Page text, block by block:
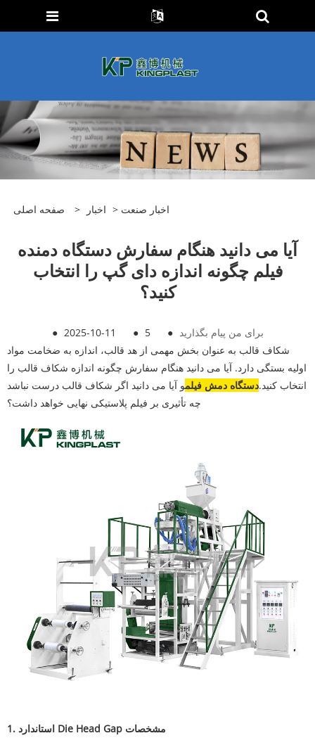
صفحه اصلی > اخبار > اخبار صنعت
آیا می دانید هنگام سفارش دستگاه دمنده
فیلم چگونه اندازه دای گپ را انتخاب
کنید؟
● 2025-10-11 ● 5 ● برای من پیام بگذارید
شکاف قالب به عنوان بخش مهمی از هد قالب، اندازه به ضخامت مواد
اولیه بستگی دارد. آیا می دانید هنگام سفارش چگونه اندازه شکاف قالب را
انتخاب کنید.دستگاه دمش فیلمو آیا می دانید اگر شکاف قالب درست نباشد
چه تأثیری بر فیلم پلاستیکی نهایی خواهد داشت؟
1. استاندارد Die Head Gap مشخصات